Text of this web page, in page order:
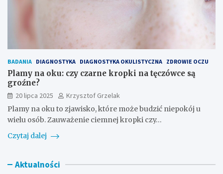
BADANIA DIAGNOSTYKA DIAGNOSTYKA OKULISTYCZNA ZDROWIE OCZU
Plamy na oku: czy czarne kropki na tęczówce są
groźne?
20 lipca 2025
Krzysztof Grzelak
Plamy na oku to zjawisko, które może budzić niepokój u
wielu osób. Zauważenie ciemnej kropki czy…
Czytaj dalej
Aktualności